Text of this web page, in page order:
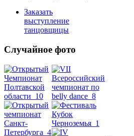
Заказать
выступление
танцовщицы
Случайное фото
Танец